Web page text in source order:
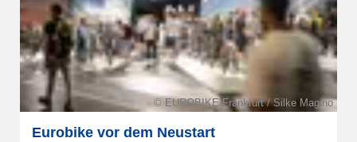
© EUROBIKE Frankfurt / Silke Magino
Eurobike vor dem Neustart